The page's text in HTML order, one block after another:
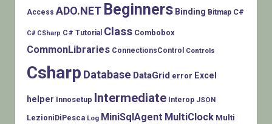
Access ADO.NET Beginners Binding Bitmap C#
C# CSharp C# Tutorial Class Combobox
CommonLibraries ConnectionsControl Controls
Csharp Database DataGrid error Excel
helper Innosetup Intermediate Interop JSON
LezioniDiPesca Log MiniSqlAgent MultiClock Multi